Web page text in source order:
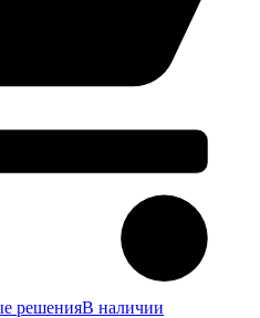
решенияВ наличии